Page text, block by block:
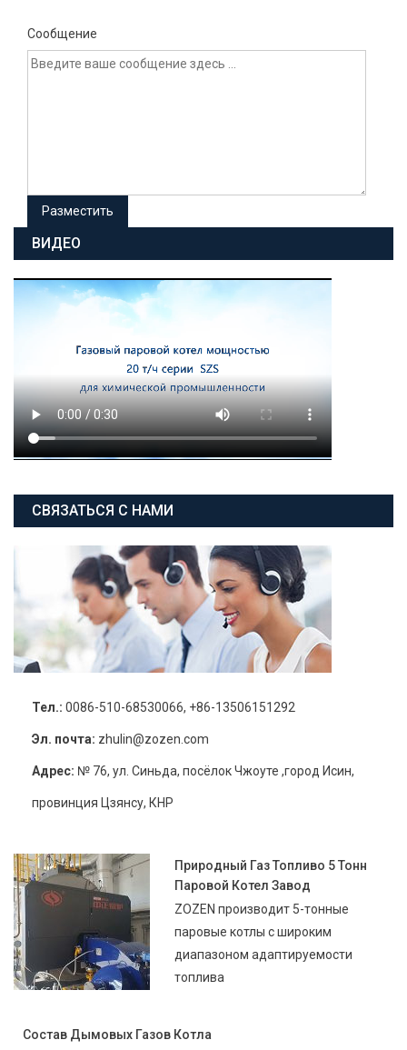
Сообщение
ВИДЕО
СВЯЗАТЬСЯ С НАМИ
Тел.: 0086-510-68530066, +86-13506151292
Эл. почта: zhulin@zozen.com
Адрес: № 76, ул. Синьда, посёлок Чжоуте ,город Исин,
провинция Цзянсу, КНР
Природный Газ Топливо 5 Тонн
Паровой Котел Завод
ZOZEN производит 5-тонные
паровые котлы с широким
диапазоном адаптируемости
топлива
Состав Дымовых Газов Котла